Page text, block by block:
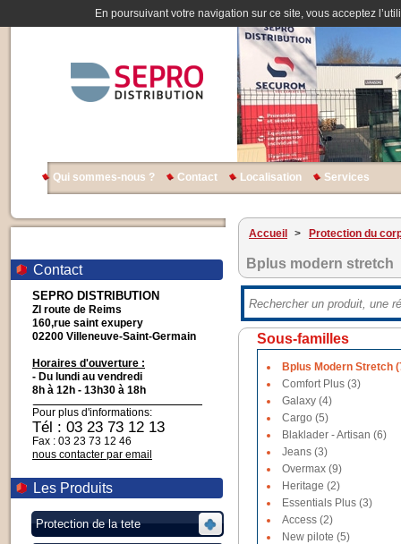
En poursuivant votre navigation sur ce site, vous acceptez
Qui sommes-nous ? Contact Localisation Services
Contact
SEPRO DISTRIBUTION
ZI route de Reims
160,rue saint exupery
02200 Villeneuve-Saint-Germain
Horaires d'ouverture :
- Du lundi au vendredi
8h à 12h - 13h30 à 18h
Pour plus d'informations:
Tél : 03 23 73 12 13
Fax : 03 23 73 12 46
nous contacter par email
Les Produits
Protection de la tete
Accueil > Protection du
Bplus modern stretch
Sous-familles
Bplus Modern Stretch
Comfort Plus (3)
Galaxy (4)
Cargo (5)
Blaklader - Artisan (6)
Jeans (3)
Overmax (9)
Heritage (2)
Essentials Plus (3)
Access (2)
New pilote (5)